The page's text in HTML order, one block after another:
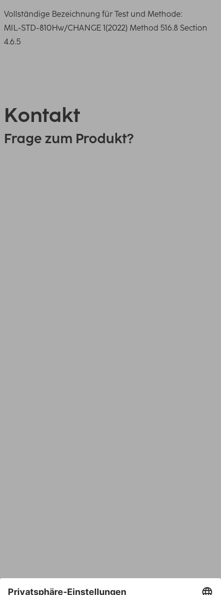
Vollständige Bezeichnung für Test und Methode:
MIL-STD-810Hw/CHANGE 1(2022) Method 516.8 Section
4.6.5
Kontakt
Frage zum Produkt?